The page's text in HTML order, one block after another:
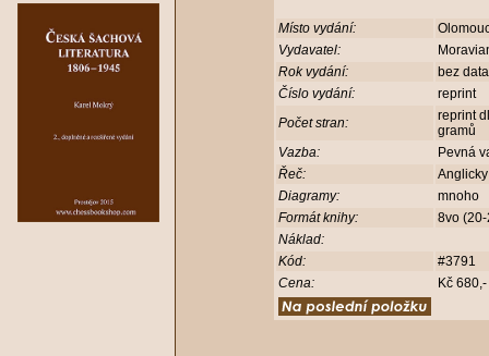
Místo vydání:
Vydavatel:
Rok vydání:
bez
Číslo vydání:
reprint
Počet stran:
reprint
gramů
Vazba:
Pevná
Řeč:
Diagramy:
mnoho
Formát knihy:
8vo
Náklad:
Kód:
#3791
Cena:
Kč